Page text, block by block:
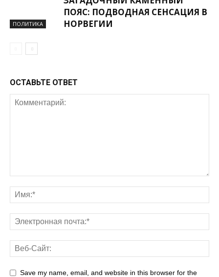
ПОЛИТИКА
ПОЯС: ПОДВОДНАЯ СЕНСАЦИЯ В
НОРВЕГИИ
ОСТАВЬТЕ ОТВЕТ
Save my name, email, and website in this browser for the